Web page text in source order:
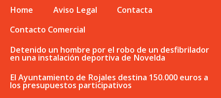
Home Aviso Legal
Contacta
Contacto Comercial
Detenido un hombre por el robo de un desfibrilador
en una instalación deportiva de Novelda
El Ayuntamiento de Rojales destina 150.000 euros a
los presupuestos participativos